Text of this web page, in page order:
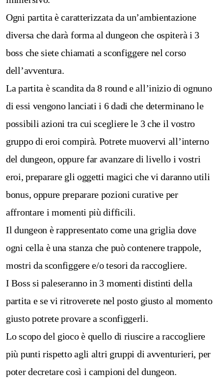
Ogni partita è caratterizzata da un’ambientazione
diversa che darà forma al dungeon che ospiterà i 3
boss che siete chiamati a sconfiggere nel corso
dell’avventura.
La partita è scandita da 8 round e all’inizio di ognuno
di essi vengono lanciati i 6 dadi che determinano le
possibili azioni tra cui scegliere le 3 che il vostro
gruppo di eroi compirà. Potrete muovervi all’interno
del dungeon, oppure far avanzare di livello i vostri
eroi, preparare gli oggetti magici che vi daranno utili
bonus, oppure preparare pozioni curative per
affrontare i momenti più difficili.
Il dungeon è rappresentato come una griglia dove
ogni cella è una stanza che può contenere trappole,
mostri da sconfiggere e/o tesori da raccogliere.
I Boss si paleseranno in 3 momenti distinti della
partita e se vi ritroverete nel posto giusto al momento
giusto potrete provare a sconfiggerli.
Lo scopo del gioco è quello di riuscire a raccogliere
più punti rispetto agli altri gruppi di avventurieri, per
poter decretare così i campioni del dungeon.